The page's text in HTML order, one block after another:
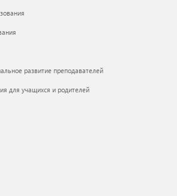
развитие преподавателей
для учащихся и родителей